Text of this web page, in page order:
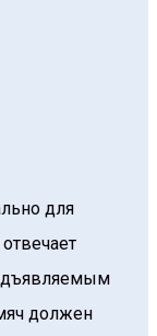
для
должен